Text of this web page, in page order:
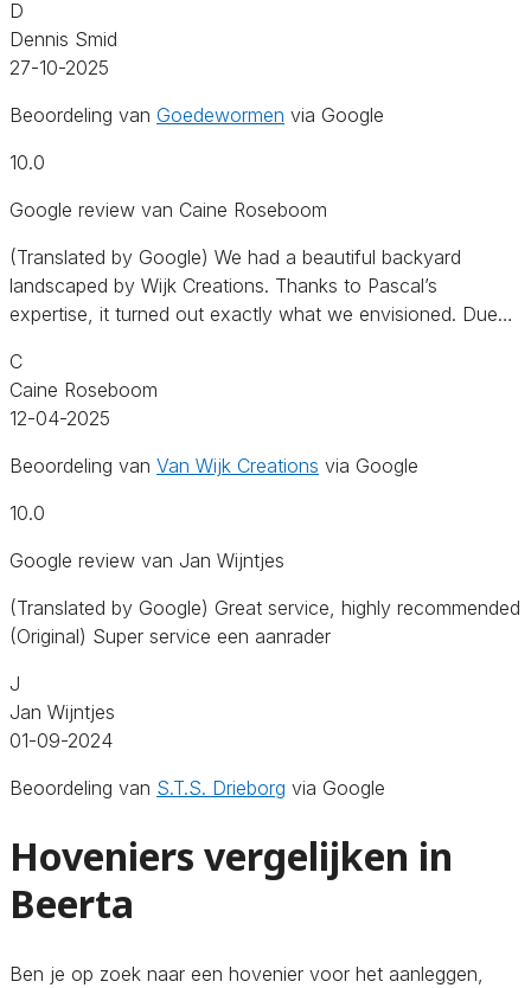
D
Dennis Smid
27-10-2025
Beoordeling van Goedewormen via Google
10.0
Google review van Caine Roseboom
(Translated by Google) We had a beautiful backyard
landscaped by Wijk Creations. Thanks to Pascal’s
expertise, it turned out exactly what we envisioned. Due…
C
Caine Roseboom
12-04-2025
Beoordeling van Van Wijk Creations via Google
10.0
Google review van Jan Wijntjes
(Translated by Google) Great service, highly recommended
(Original) Super service een aanrader
J
Jan Wijntjes
01-09-2024
Beoordeling van S.T.S. Drieborg via Google
Hoveniers vergelijken in
Beerta
Ben je op zoek naar een hovenier voor het aanleggen,